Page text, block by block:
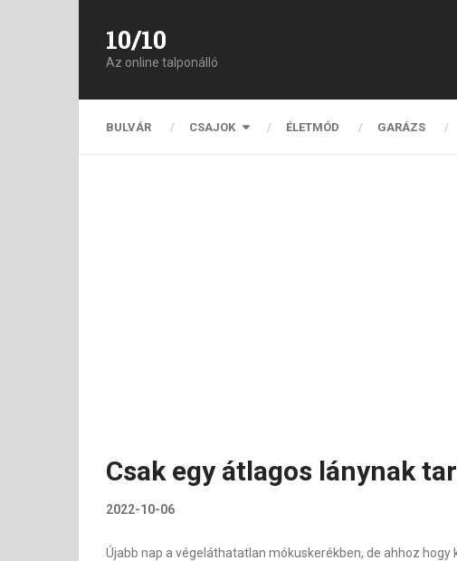
10/10
Az online talponálló
BULVÁR CSAJOK ÉLETMÓD GARÁZS
Csak egy átlagos lánynak
2022-10-06
Újabb nap a végeláthatatlan mókuskerékben, de ahhoz hogy